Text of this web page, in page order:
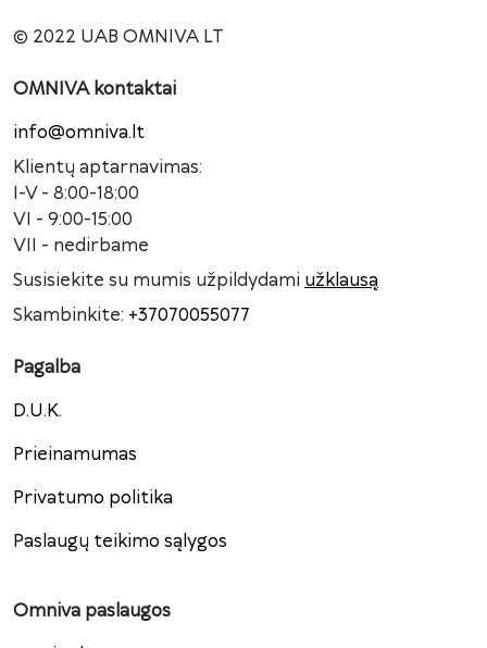
© 2022 UAB OMNIVA LT
OMNIVA kontaktai
info@omniva.lt
Klientų aptarnavimas:
I-V - 8:00-18:00
VI - 9:00-15:00
VII - nedirbame
Susisiekite su mumis užpildydami užklausą
Skambinkite: +37070055077
Pagalba
D.U.K.
Prieinamumas
Privatumo politika
Paslaugų teikimo sąlygos
Omniva paslaugos